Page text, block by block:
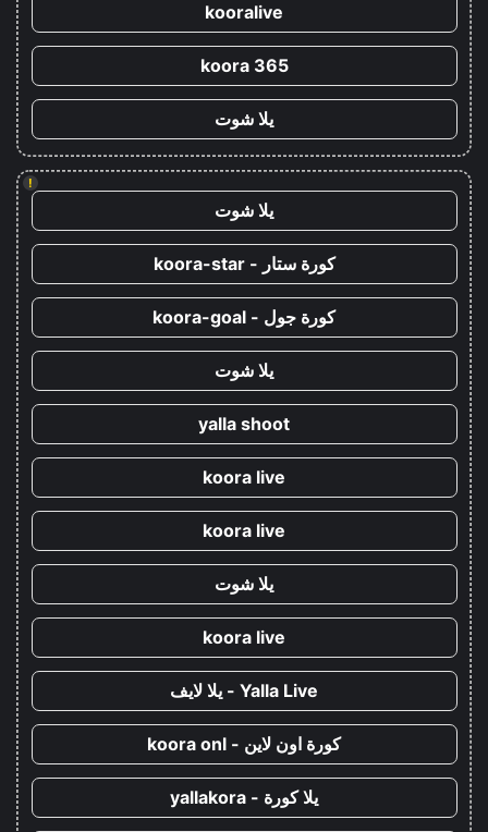
kooralive
koora 365
يلا شوت
!
يلا شوت
كورة ستار - koora-star
كورة جول - koora-goal
يلا شوت
yalla shoot
koora live
koora live
يلا شوت
koora live
Yalla Live - يلا لايف
كورة اون لاين - koora onl
يلا كورة - yallakora